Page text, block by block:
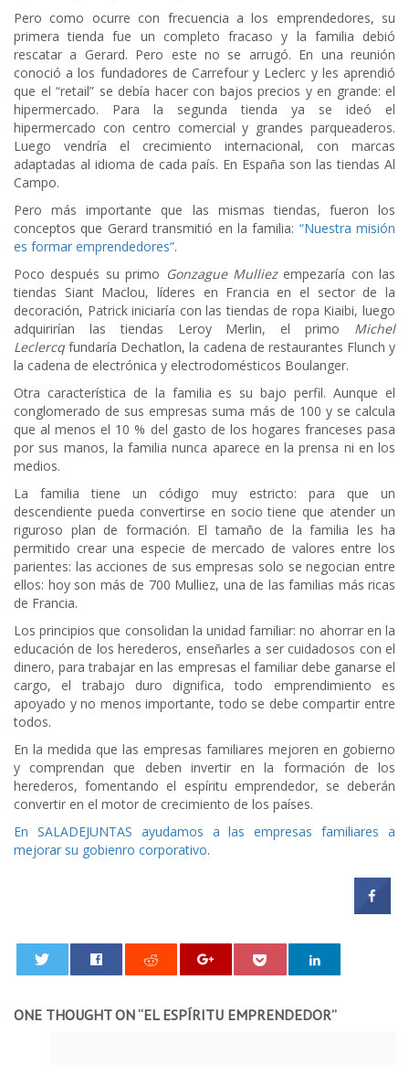
Pero como ocurre con frecuencia a los emprendedores, su
primera tienda fue un completo fracaso y la familia debió
rescatar a Gerard. Pero este no se arrugó. En una reunión
conoció a los fundadores de Carrefour y Leclerc y les aprendió
que el “retail” se debía hacer con bajos precios y en grande: el
hipermercado. Para la segunda tienda ya se ideó el
hipermercado con centro comercial y grandes parqueaderos.
Luego vendría el crecimiento internacional, con marcas
adaptadas al idioma de cada país. En España son las tiendas Al
Campo.
Pero más importante que las mismas tiendas, fueron los
conceptos que Gerard transmitió en la familia: “Nuestra misión
es formar emprendedores”.
Poco después su primo Gonzague Mulliezempezaría con las
tiendas Siant Maclou, líderes en Francia en el sector de la
decoración, Patrick iniciaría con las tiendas de ropa Kiaibi, luego
adquirirían las tiendas Leroy Merlin, el primo Michel
Leclercq fundaría Dechatlon, la cadena de restaurantes Flunch y
la cadena de electrónica y electrodomésticos Boulanger.
Otra característica de la familia es su bajo perfil. Aunque el
conglomerado de sus empresas suma más de 100 y se calcula
que al menos el 10 % del gasto de los hogares franceses pasa
por sus manos, la familia nunca aparece en la prensa ni en los
medios.
La familia tiene un código muy estricto: para que un
descendiente pueda convertirse en socio tiene que atender un
riguroso plan de formación. El tamaño de la familia les ha
permitido crear una especie de mercado de valores entre los
parientes: las acciones de sus empresas solo se negocian entre
ellos: hoy son más de 700 Mulliez, una de las familias más ricas
de Francia.
Los principios que consolidan la unidad familiar: no ahorrar en la
educación de los herederos, enseñarles a ser cuidadosos con el
dinero, para trabajar en las empresas el familiar debe ganarse el
cargo, el trabajo duro dignifica, todo emprendimiento es
apoyado y no menos importante, todo se debe compartir entre
todos.
En la medida que las empresas familiares mejoren en gobierno
y comprendan que deben invertir en la formación de los
herederos, fomentando el espíritu emprendedor, se deberán
convertir en el motor de crecimiento de los países.
En SALADEJUNTAS ayudamos a las empresas familiares a
mejorar su gobienro corporativo.
ONE THOUGHT ON “EL ESPÍRITU EMPRENDEDOR”